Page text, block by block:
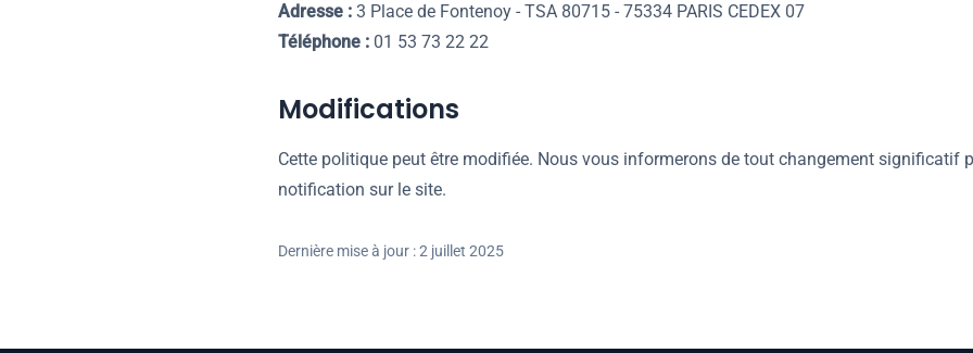
Adresse : 3 Place de Fontenoy - TSA 80715 - 75334 PARIS CEDEX 07
Téléphone : 01 53 73 22 22
Modifications
Cette politique peut être modifiée. Nous vous informerons de tout changement significatif
notification sur le site.
Dernière mise à jour : 2 juillet 2025